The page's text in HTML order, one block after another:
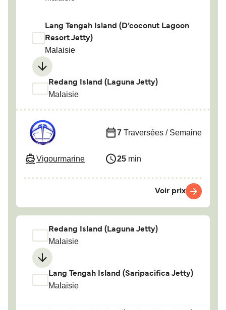
Lang Tengah Island (D’coconut Lagoon
Resort Jetty)
Malaisie
Redang Island (Laguna Jetty)
Malaisie
Vigourmarine
7 Traversées / Semaine
25 min
Voir prix
Redang Island (Laguna Jetty)
Malaisie
Lang Tengah Island (Saripacifica Jetty)
Malaisie